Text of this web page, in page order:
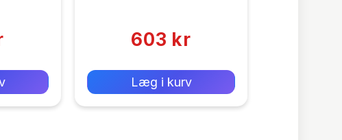
603 kr
Læg i kurv